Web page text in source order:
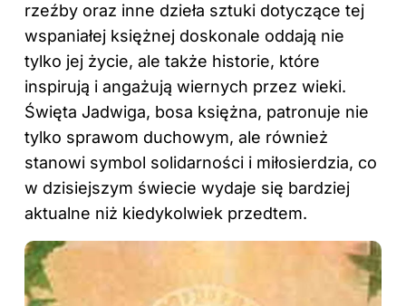
rzeźby oraz inne dzieła sztuki dotyczące tej
wspaniałej księżnej doskonale oddają nie
tylko jej życie, ale także historie, które
inspirują i angażują wiernych przez wieki.
Święta Jadwiga, bosa księżna, patronuje nie
tylko sprawom duchowym, ale również
stanowi symbol solidarności i miłosierdzia, co
w dzisiejszym świecie wydaje się bardziej
aktualne niż kiedykolwiek przedtem.